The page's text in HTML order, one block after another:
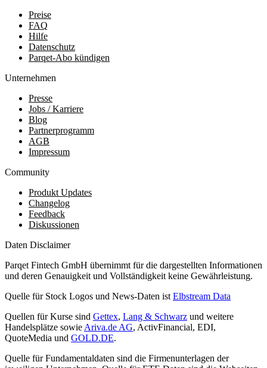
Preise
FAQ
Hilfe
Datenschutz
Parqet-Abo kündigen
Unternehmen
Presse
Jobs / Karriere
Blog
Partnerprogramm
AGB
Impressum
Community
Produkt Updates
Changelog
Feedback
Diskussionen
Daten Disclaimer
Parqet Fintech GmbH übernimmt für die dargestellten Informationen
und deren Genauigkeit und Vollständigkeit keine Gewährleistung.
Quelle für Stock Logos und News-Daten ist Elbstream Data
Quellen für Kurse sind Gettex, Lang & Schwarz und weitere
Handelsplätze sowie Ariva.de AG, ActivFinancial, EDI,
QuoteMedia und GOLD.DE.
Quelle für Fundamentaldaten sind die Firmenunterlagen der